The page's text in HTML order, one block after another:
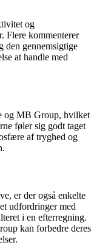
og
Flere kommenterer
den gennemsigtige
at handle med
og MB Group, hvilket
føler sig godt taget
af tryghed og
er der også enkelte
udfordringer med
i en efterregning.
kan forbedre deres